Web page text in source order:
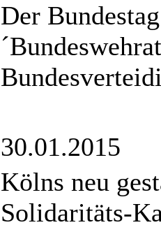
Der
30.01.2015
Kölns neu
Solidaritäts-